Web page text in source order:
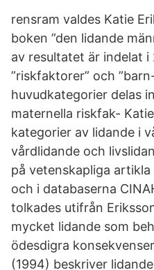
rensram valdes Katie
boken ”den lidande
av resultatet är indelat
”riskfaktorer” och
huvudkategorier delas
maternella riskfak-
kategorier av lidande i
vårdlidande och
på vetenskapliga
och i databaserna
tolkades utifrån
mycket lidande som
ödesdigra
(1994) beskriver